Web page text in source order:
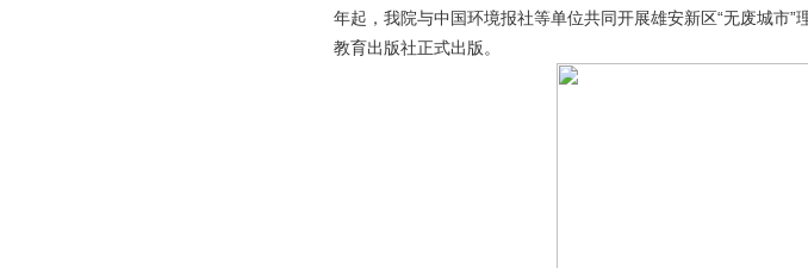
年起，我院与中国环境报社等单位共同开展雄安新区“无废城市”
教育出版社正式出版。